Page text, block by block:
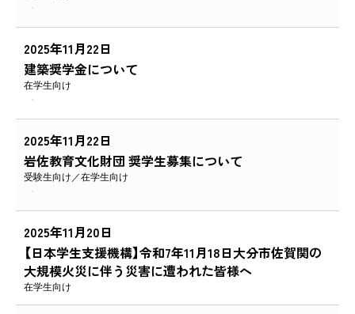
2025年11月22日
建築奨学金について
在学生向け
2025年11月22日
岩佐教育文化財団 奨学生募集について
受験生向け 在学生向け
2025年11月20日
【日本学生支援機構】令和7年11月18日大分市佐賀関の
大規模火災に伴う災害に遭われた皆様へ
在学生向け